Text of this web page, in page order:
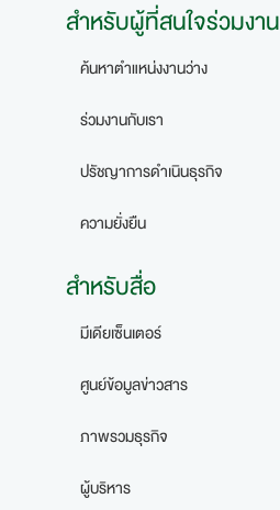
สำหรับผู้ที่สนใจร่วมงาน
ค้นหาตำแหน่งงานว่าง
ร่วมงานกับเรา
ปรัชญาการดำเนินธุรกิจ
ความยั่งยืน
สำหรับสื่อ
มีเดียเซ็นเตอร์
ศูนย์ข้อมูลข่าวสาร
ภาพรวมธุรกิจ
ผู้บริหาร